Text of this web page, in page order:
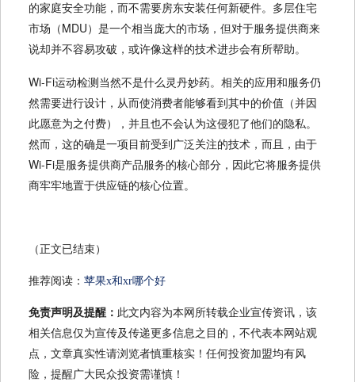
的家庭安全功能，而不需要房东安装任何新硬件。多层住宅
市场（MDU）是一个相当庞大的市场，但对于服务提供商来
说却并不容易攻破，或许像这样的技术进步会有所帮助。
Wi-Fi运动检测当然不是什么灵丹妙药。相关的应用和服务仍
然需要进行设计，从而使消费者能够看到其中的价值（并因
此愿意为之付费），并且也不会认为这侵犯了他们的隐私。
然而，这的确是一项目前受到广泛关注的技术，而且，由于
Wi-Fi是服务提供商产品服务的核心部分，因此它将服务提供
商牢牢地置于供应链的核心位置。
（正文已结束）
推荐阅读： 苹果x和xr哪个好
免责声明及提醒： 此文内容为本网所转载企业宣传资讯，该
相关信息仅为宣传及传递更多信息之目的，不代表本网站观
点，文章真实性请浏览者慎重核实！任何投资加盟均有风
险，提醒广大民众投资需谨慎！